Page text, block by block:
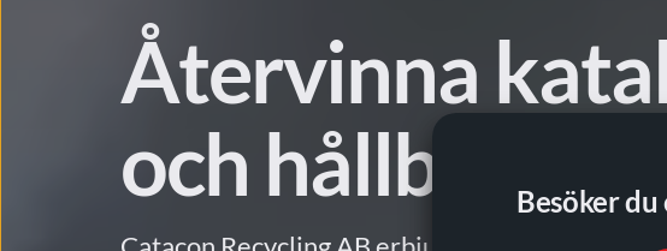
Återvinna
och hållbart val
Besöker